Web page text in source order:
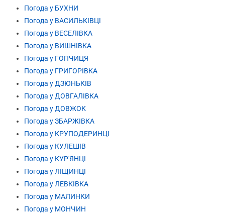
Погода у БУХНИ
Погода у ВАСИЛЬКІВЦІ
Погода у ВЕСЕЛІВКА
Погода у ВИШНІВКА
Погода у ГОПЧИЦЯ
Погода у ГРИГОРІВКА
Погода у ДЗЮНЬКІВ
Погода у ДОВГАЛІВКА
Погода у ДОВЖОК
Погода у ЗБАРЖІВКА
Погода у КРУПОДЕРИНЦІ
Погода у КУЛЕШІВ
Погода у КУР'ЯНЦІ
Погода у ЛІЩИНЦІ
Погода у ЛЕВКІВКА
Погода у МАЛИНКИ
Погода у МОНЧИН